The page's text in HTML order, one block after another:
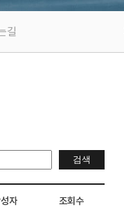
길
자 조회수